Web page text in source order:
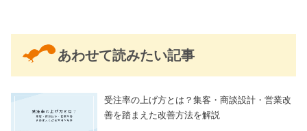
あわせて読みたい記事
受注率の上げ方とは？集客・商談設計・営業改
善を踏まえた改善方法を解説